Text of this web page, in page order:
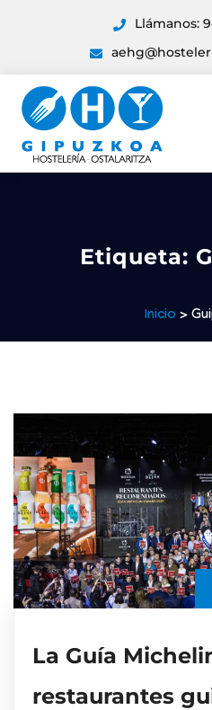
Llámanos:
Etiqueta:
Inicio >
La Guía
restaurantes